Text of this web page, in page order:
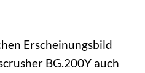
Erscheinungsbild
BG.200Y auch